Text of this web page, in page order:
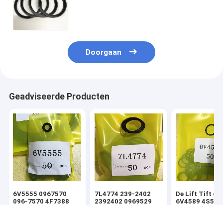
Doorgaan
Geadviseerde Producten
6V5555 0967570
096-7570 4F7388
7L4774 239-2402
2392402 0969529
De Lift Tift die
6V4589